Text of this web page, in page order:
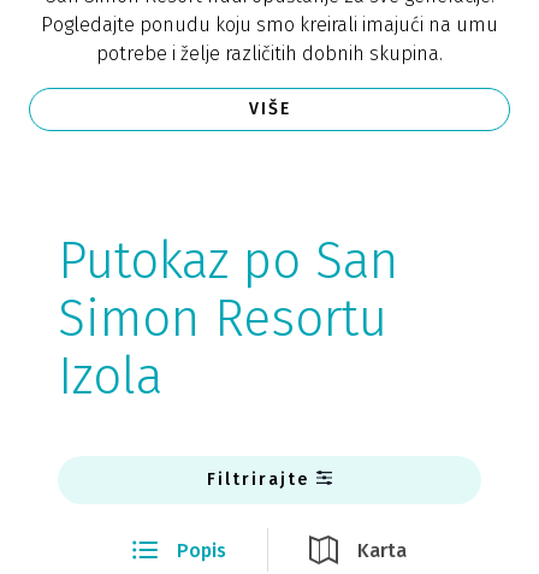
Pogledajte ponudu koju smo kreirali imajući na umu
potrebe i želje različitih dobnih skupina.
VIŠE
Putokaz po San
Simon Resortu
Izola
Filtrirajte
Popis Karta